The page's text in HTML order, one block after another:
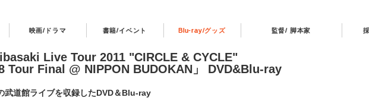
映画/ドラマ 書籍/イベント Blu-ray/グッズ 監督/ 脚本家
Live Tour 2011 "CIRCLE & CYCLE"
Tour Final @ NIPPON BUDOKAN」 DVD&Blu-ray
道館ライブを収録したDVD＆Blu-ray